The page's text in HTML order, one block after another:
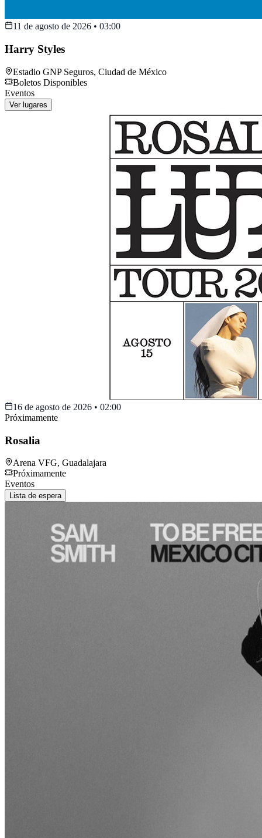
11 de agosto de 2026 • 03:00
Harry Styles
Estadio GNP Seguros, Ciudad de México
Boletos Disponibles
Eventos
Ver lugares
16 de agosto de 2026 • 02:00
Próximamente
Rosalia
Arena VFG, Guadalajara
Próximamente
Eventos
Lista de espera